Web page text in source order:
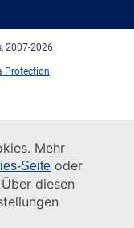
Mehr
Seite oder
diesen
2007-2026
Protection